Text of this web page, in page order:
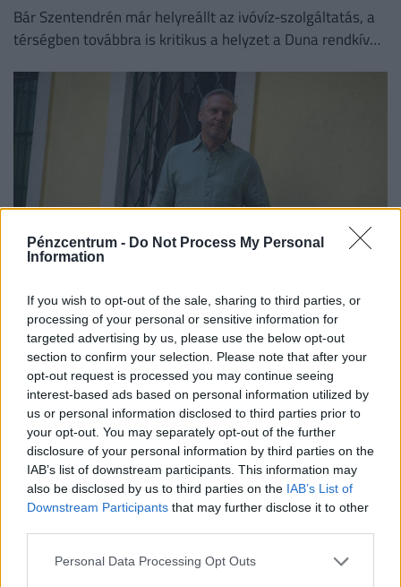
Pénzcentrum - Do Not Process My Personal
Information
If you wish to opt-out of the sale, sharing to third parties, or
processing of your personal or sensitive information for
targeted advertising by us, please use the below opt-out
section to confirm your selection. Please note that after your
opt-out request is processed you may continue seeing
interest-based ads based on personal information utilized by
us or personal information disclosed to third parties prior to
your opt-out. You may separately opt-out of the further
disclosure of your personal information by third parties on the
IAB’s list of downstream participants. This information may
also be disclosed by us to third parties on the IAB’s List of
Downstream Participants that may further disclose it to other
Personal Data Processing Opt Outs
Bár Szentendrén már helyreállt az ivóvíz-szolgáltatás, a
térségben továbbra is kritikus a helyzet a Duna rendkívül
50 forintos palackgyűjtésből élnek túl egyre
többen: tényleg a visszaváltási rendszer
megszüntetése lenne a megoldás?
Aknai Zoltán, a Menhely Alapítvány vezetője a
Pénzcentrumnak arról beszélt, miért veszélyes bűnbakká
tenni a hajléktalan embereket,